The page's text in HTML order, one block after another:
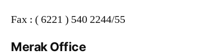
Fax : ( 6221 ) 540 2244/55
Merak Office